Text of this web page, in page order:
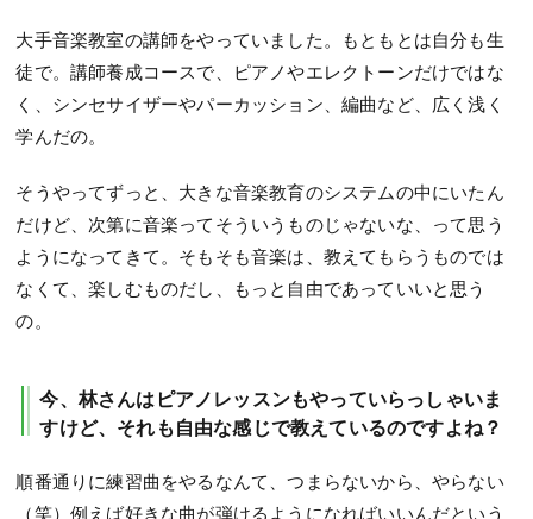
大手音楽教室の講師をやっていました。もともとは自分も生
徒で。講師養成コースで、ピアノやエレクトーンだけではな
く、シンセサイザーやパーカッション、編曲など、広く浅く
学んだの。
そうやってずっと、大きな音楽教育のシステムの中にいたん
だけど、次第に音楽ってそういうものじゃないな、って思う
ようになってきて。そもそも音楽は、教えてもらうものでは
なくて、楽しむものだし、もっと自由であっていいと思う
の。
今、林さんはピアノレッスンもやっていらっしゃいま
すけど、それも自由な感じで教えているのですよね？
順番通りに練習曲をやるなんて、つまらないから、やらない
（笑）例えば好きな曲が弾けるようになればいいんだという